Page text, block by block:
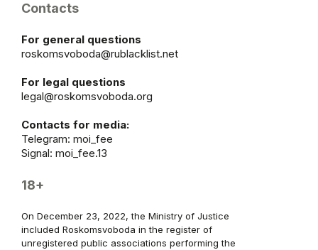
Contacts
For general questions
roskomsvoboda@rublacklist.net
For legal questions
legal@roskomsvoboda.org
Contacts for media:
Telegram: moi_fee
Signal: moi_fee.13
18+
On December 23, 2022, the Ministry of Justice
included Roskomsvoboda in the register of
unregistered public associations performing the